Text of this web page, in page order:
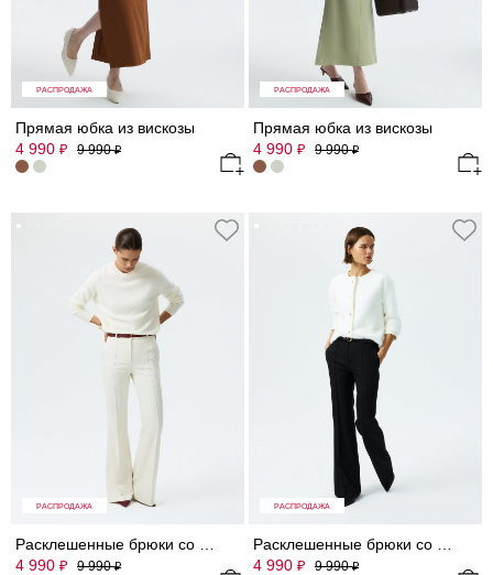
РАСПРОДАЖА
Прямая юбка из вискозы
4 990 ₽ 9 990₽
РАСПРОДАЖА
Прямая юбка из вискозы
4 990 ₽ 9 990₽
РАСПРОДАЖА
4 990 ₽ 9 990₽
РАСПРОДАЖА
4 990 ₽ 9 990₽